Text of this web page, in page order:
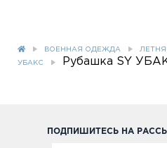
ВОЕННАЯ ОДЕЖДА
УБАКС Рубашка SY
ПОДПИШИТЕСЬ НА